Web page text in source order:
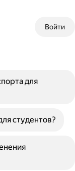
Войти
для
студентов?